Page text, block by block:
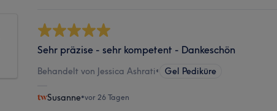
Sehr präzise - sehr kompetent - Dankeschön
Behandelt von Jessica Ashrati• Gel Pediküre
Susanne•vor 26 Tagen